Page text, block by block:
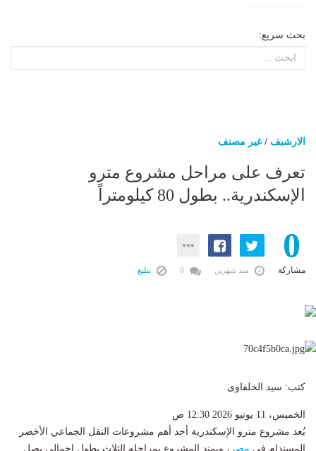
بحث سريع:
الارشيف /غير مصنف
تعرف على مراحل مشروع مترو
الإسكندرية.. بطول 80 كيلومتراً
0
مشاركة منذ شهرين تبليغ
​كتب: سيد الخلفاوى
الخميس، 11 يونيو 2026 12:30 ص
يُعد مشروع مترو الإسكندرية أحد أهم مشروعات النقل الجماعي الأخضر
المستدام في مصر ، ويمتد المشروع بمراحله الثلاث بطول إجمالي يصل